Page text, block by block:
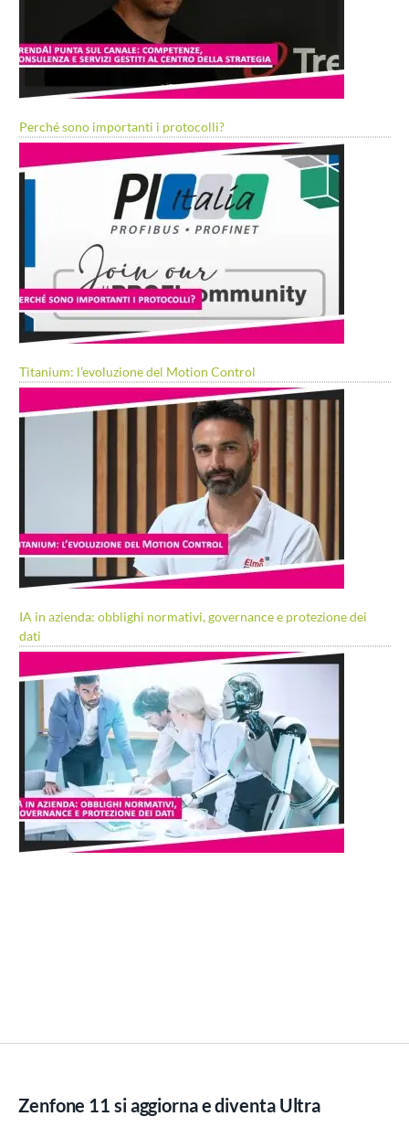
Perché sono importanti i protocolli?
Titanium: l’evoluzione del Motion Control
IA in azienda: obblighi normativi, governance e protezione dei
dati
Zenfone 11 si aggiorna e diventa Ultra